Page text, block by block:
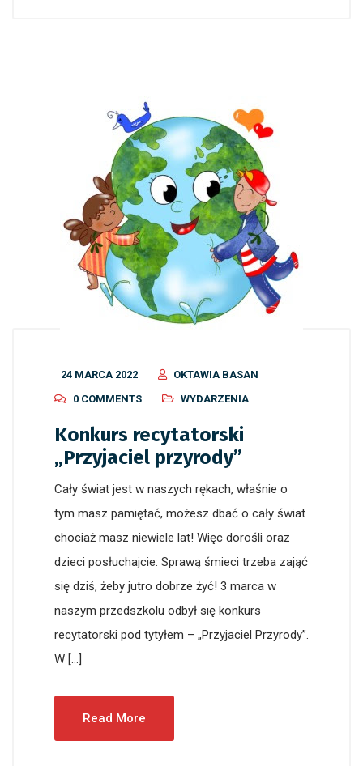
24 MARCA 2022
OKTAWIA BASAN
0 COMMENTS
WYDARZENIA
Konkurs recytatorski
„Przyjaciel przyrody”
Cały świat jest w naszych rękach, właśnie o
tym masz pamiętać, możesz dbać o cały świat
chociaż masz niewiele lat! Więc dorośli oraz
dzieci posłuchajcie: Sprawą śmieci trzeba zająć
się dziś, żeby jutro dobrze żyć! 3 marca w
naszym przedszkolu odbył się konkurs
recytatorski pod tytyłem – „Przyjaciel Przyrody”.
W […]
Read More